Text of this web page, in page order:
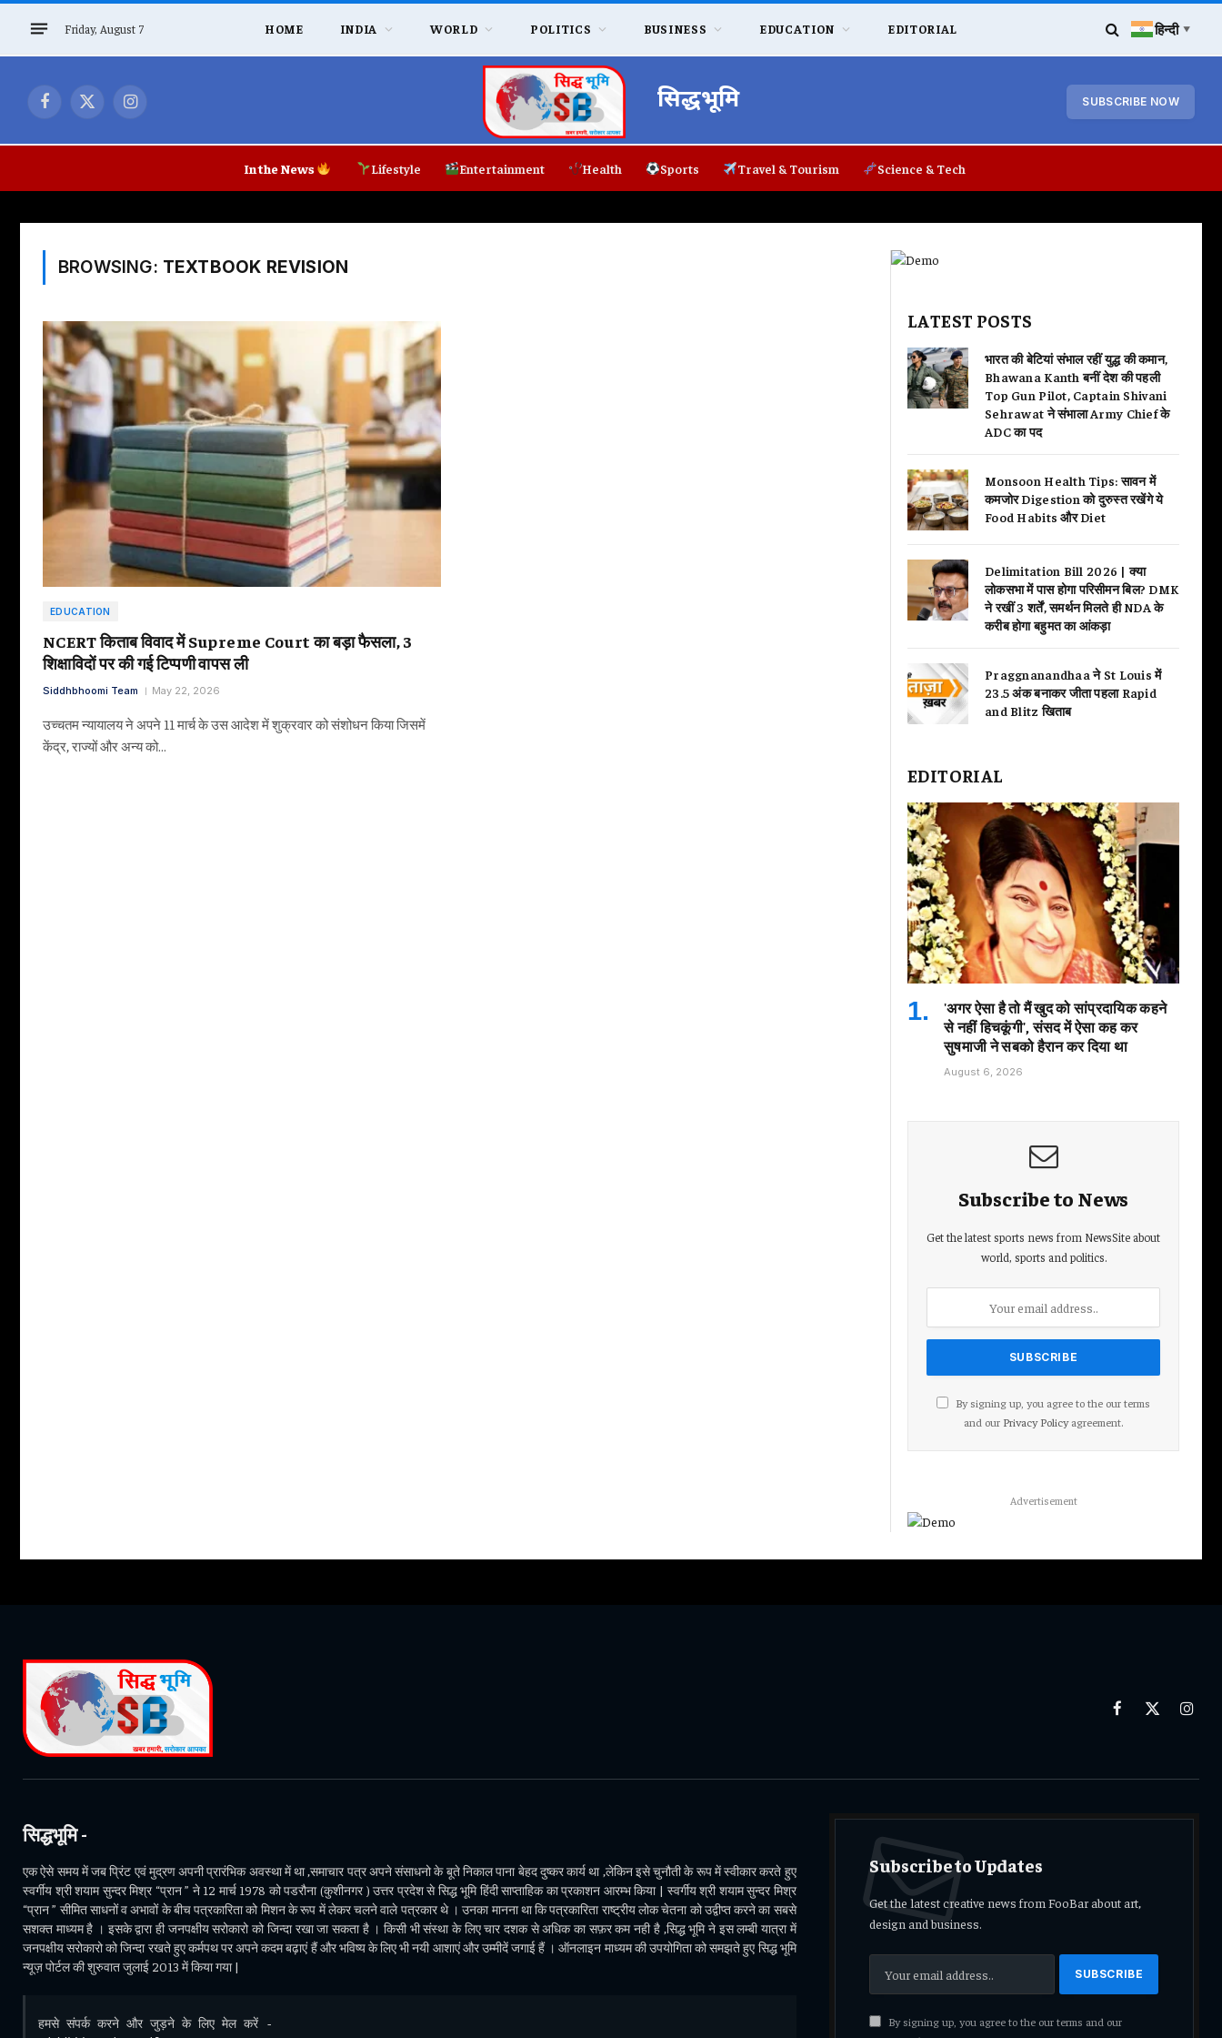
Friday, August 7 HOME INDIA WORLD POLITICS BUSINESS EDUCATION EDITORIAL हिन्दी ▼
Facebook
X
Instagram सिद्धभूमि SUBSCRIBE NOW
In the News Lifestyle Entertainment Health Sports Travel & Tourism Science & Tech
BROWSING: TEXTBOOK REVISION
EDUCATION
NCERT किताब विवाद में Supreme Court का बड़ा फैसला, 3
शिक्षाविदों पर की गई टिप्पणी वापस ली
Siddhbhoomi Team May 22, 2026
उच्चतम न्यायालय ने अपने 11 मार्च के उस आदेश में शुक्रवार को संशोधन किया जिसमें
केंद्र, राज्यों और अन्य को…
LATEST POSTS
भारत की बेटियां संभाल रहीं युद्ध की कमान,
Bhawana Kanth बनीं देश की पहली
Top Gun Pilot, Captain Shivani
Sehrawat ने संभाला Army Chief के
ADC का पद
Monsoon Health Tips: सावन में
कमजोर Digestion को दुरुस्त रखेंगे ये
Food Habits और Diet
Delimitation Bill 2026 | क्या
लोकसभा में पास होगा परिसीमन बिल? DMK
ने रखीं 3 शर्तें, समर्थन मिलते ही NDA के
करीब होगा बहुमत का आंकड़ा
Praggnanandhaa ने St Louis में
23.5 अंक बनाकर जीता पहला Rapid
and Blitz खिताब
EDITORIAL
'अगर ऐसा है तो मैं खुद को सांप्रदायिक कहने
से नहीं हिचकूंगी', संसद में ऐसा कह कर
सुषमाजी ने सबको हैरान कर दिया था
August 6, 2026
Subscribe to News
Get the latest sports news from NewsSite about
world, sports and politics.
By signing up, you agree to the our terms
and our Privacy Policyagreement.
Advertisement
Facebook
X
सिद्धभूमि -
एक ऐसे समय में जब प्रिंट एवं मुद्रण अपनी प्रारंभिक अवस्था में था ,समाचार पत्र अपने संसाधनो के बूते निकाल पाना बेहद दुष्कर कार्य था ,लेकिन इसे चुनौती के रूप में स्वीकार करते हुए
स्वर्गीय श्री शयाम सुन्दर मिश्र “प्रान ” ने 12 मार्च 1978 को पडरौना (कुशीनगर ) उत्तर प्रदेश से सिद्ध भूमि हिंदी साप्ताहिक का प्रकाशन आरम्भ किया | स्वर्गीय श्री शयाम सुन्दर मिश्र
“प्रान ” सीमित साधनों व अभावों के बीच पत्रकारिता को मिशन के रूप में लेकर चलने वाले पत्रकार थे । उनका मानना था कि पत्रकारिता राष्ट्रीय लोक चेतना को उद्वीप्त करने का सबसे
सशक्त माध्यम है । इसके द्वारा ही जनपक्षीय सरोकारो को जिन्दा रखा जा सकता है । किसी भी संस्था के लिए चार दशक से अधिक का सफ़र कम नही है ,सिद्ध भूमि ने इस लम्बी यात्रा में
जनपक्षीय सरोकारो को जिन्दा रखते हुए कर्मपथ पर अपने कदम बढ़ाएं हैं और भविष्य के लिए भी नयी आशाएं और उम्मीदें जगाई हैं । ऑनलाइन माध्यम की उपयोगिता को समझते हुए सिद्ध भूमि
न्यूज़ पोर्टल की शुरुवात जुलाई 2013 में किया गया |
हमसे संपर्क करने और जुड़ने के लिए मेल करें -
Subscribe to Updates
Get the latest creative news from FooBar about art,
design and business.
By signing up, you agree to the our terms and our